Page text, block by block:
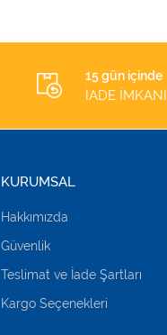
15 gün içinde
İADE İMKANI
KURUMSAL
Hakkımızda
Güvenlik
Teslimat ve İade Şartları
Kargo Seçenekleri